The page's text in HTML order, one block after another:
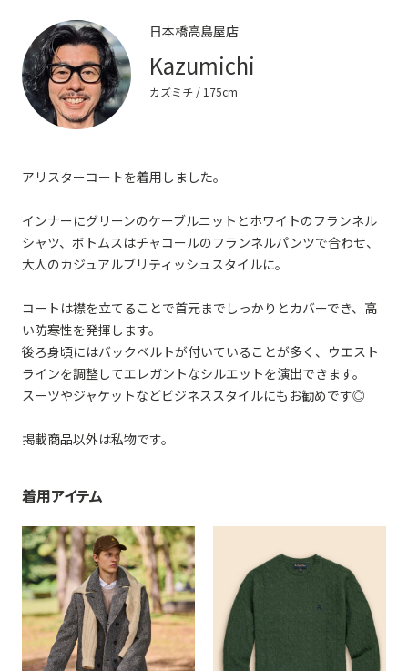
日本橋高島屋店
Kazumichi
カズミチ/ 175cm
アリスターコートを着用しました。
インナーにグリーンのケーブルニットとホワイトのフランネル
シャツ、ボトムスはチャコールのフランネルパンツで合わせ、
大人のカジュアルブリティッシュスタイルに。
コートは襟を立てることで首元までしっかりとカバーでき、高
い防寒性を発揮します。
後ろ身頃にはバックベルトが付いていることが多く、ウエスト
ラインを調整してエレガントなシルエットを演出できます。
スーツやジャケットなどビジネススタイルにもお勧めです◎
掲載商品以外は私物です。
着用アイテム